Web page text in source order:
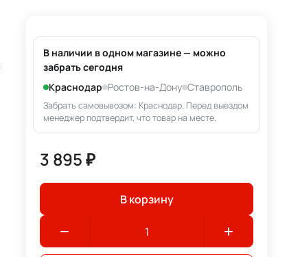
В наличии в одном магазине — можно
забрать сегодня
Краснодар Ростов-на-Дону Ставрополь
Забрать самовывозом: Краснодар. Перед выездом
менеджер подтвердит, что товар на месте.
3 895 ₽
В корзину